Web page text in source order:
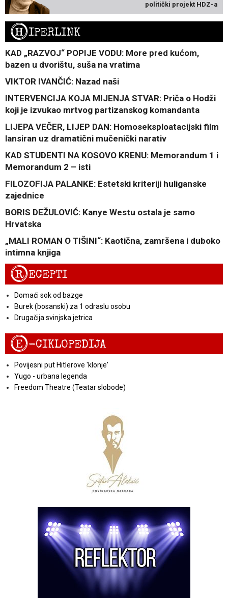
politički projekt HDZ-a
HIPERLINK
KAD „RAZVOJ“ POPIJE VODU: More pred kućom,
bazen u dvorištu, suša na vratima
VIKTOR IVANČIĆ: Nazad naši
INTERVENCIJA KOJA MIJENJA STVAR: Priča o Hodži
koji je izvukao mrtvog partizanskog komandanta
LIJEPA VEČER, LIJEP DAN: Homoseksploatacijski film
lansiran uz dramatični mučenički narativ
KAD STUDENTI NA KOSOVO KRENU: Memorandum 1 i
Memorandum 2 – isti
FILOZOFIJA PALANKE: Estetski kriteriji huliganske
zajednice
BORIS DEŽULOVIĆ: Kanye Westu ostala je samo
Hrvatska
„MALI ROMAN O TIŠINI“: Kaotična, zamršena i duboko
intimna knjiga
RECEPTI
Domaći sok od bazge
Burek (bosanski) za 1 odraslu osobu
Drugačija svinjska jetrica
E-CIKLOPEDIJA
Povijesni put Hitlerove 'klonje'
Yugo - urbana legenda
Freedom Theatre (Teatar slobode)